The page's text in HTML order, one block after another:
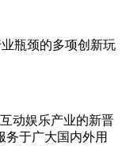
瓶颈的多项创新玩
动娱乐产业的新晋
务于广大国内外用